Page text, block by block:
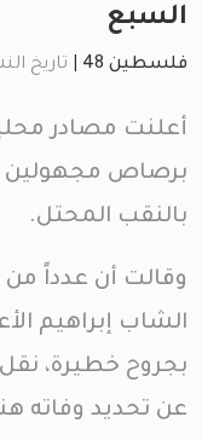
السبع
فلسطين 48 تاريخ النشر:
أعلنت مصادر
برصاص مجهولين
بالنقب المحتل.
وقالت أن عدداً من
بجروح خطيرة،
عن تحديد وفاته